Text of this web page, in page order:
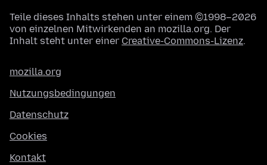
Teile dieses Inhalts stehen unter einem ©1998–2026
von einzelnen Mitwirkenden an mozilla.org. Der
Inhalt steht unter einer Creative-Commons-Lizenz.
mozilla.org
Nutzungsbedingungen
Datenschutz
Cookies
Kontakt